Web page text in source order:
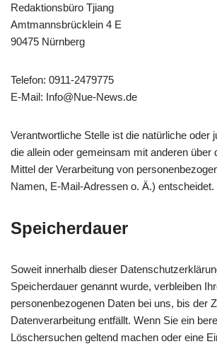
Redaktionsbüro Tjiang
Amtmannsbrücklein 4 E
90475 Nürnberg
Telefon: 0911-2479775
E-Mail: Info@Nue-News.de
Verantwortliche Stelle ist die natürliche oder
die allein oder gemeinsam mit anderen über
Mittel der Verarbeitung von
Namen, E-Mail-Adressen o. Ä.) entscheidet.
Speicherdauer
Soweit innerhalb dieser
Speicherdauer genannt wurde, verbleiben
personenbezogenen Daten bei uns, bis der
Datenverarbeitung entfällt. Wenn Sie ein
Löschersuchen geltend machen oder eine